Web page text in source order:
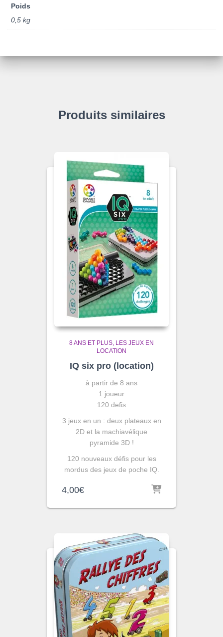
Poids
0,5 kg
Produits similaires
8 ANS ET PLUS LES JEUX EN
LOCATION
IQ six pro (location)
à partir de 8 ans
1 joueur
120 defis
3 jeux en un : deux plateaux en
2D et la machiavélique
pyramide 3D !
120 nouveaux défis pour les
mordus des jeux de poche IQ.
4,00€